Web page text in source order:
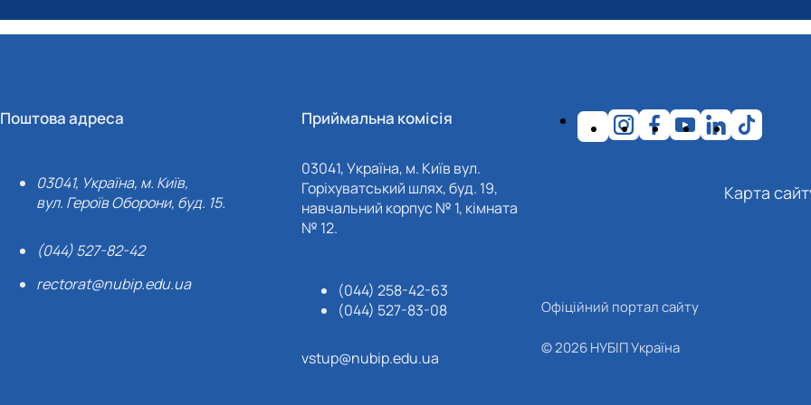
Прилипко Л.В., Швець О. В., Альтанова А.Б. (2025). Можливості застосування штучного інтелекту в нутриціології. Здоров'я
Поштова адреса
03041, Україна, м. Київ,
вул. Героїв Оборони, буд. 15.
(044) 527-82-42
rectorat@nubip.edu.ua
Приймальна комісія
03041, Україна, м. Київ вул.
Горіхуватський шлях, буд. 19,
навчальний корпус № 1, кімната
№ 12.
(044) 258-42-63
(044) 527-83-08
vstup@nubip.edu.ua
Карта
Офіційний портал сайту
© 2026 НУБІП Україна